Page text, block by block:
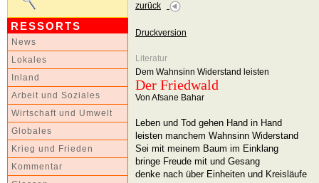
RESSORTS
News
Lokales
Inland
Arbeit und Soziales
Wirtschaft und Umwelt
Globales
Krieg und Frieden
Kommentar
zurück
Druckversion
Literatur
Dem Wahnsinn Widerstand leisten
Der Friedwald
Von Afsane Bahar
Leben und Tod gehen Hand in Hand
leisten manchem Wahnsinn Widerstand
Sei mit meinem Baum im Einklang
bringe Freude mit und Gesang
denke nach über Einheiten und Kreisläufe